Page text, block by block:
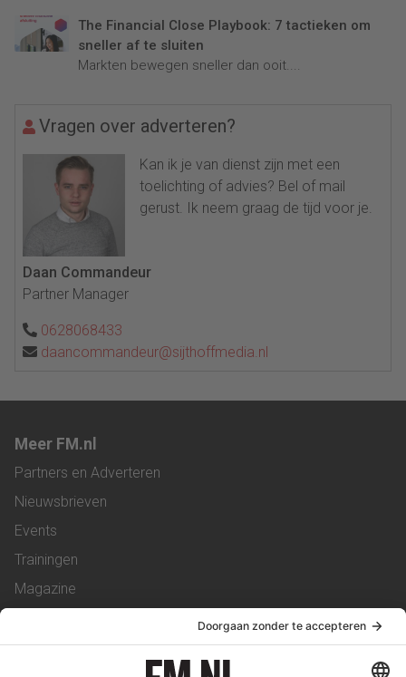
The Financial Close Playbook: 7 tactieken om
sneller af te sluiten
Markten bewegen sneller dan ooit....
Vragen over adverteren?
Kan ik je van dienst zijn met een
toelichting of advies? Bel of mail
gerust. Ik neem graag de tijd voor je.
Daan Commandeur
Partner Manager
0628068433
daancommandeur@sijthoffmedia.nl
Meer FM.nl
Partners en Adverteren
Nieuwsbrieven
Events
Trainingen
Magazine
Service & Contact